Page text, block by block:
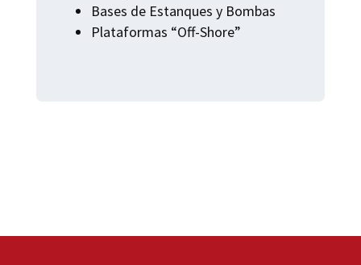
Bases de Estanques y Bombas
Plataformas “Off-Shore”